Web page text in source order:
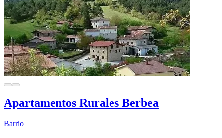
Apartamentos Rurales Berbea
Barrio